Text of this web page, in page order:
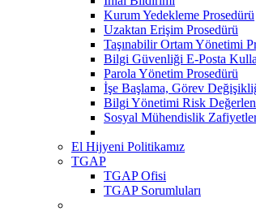
Kurum Yedekleme Prosedürü
Uzaktan Erişim Prosedürü
Taşınabilir Ortam Yönetimi
Bilgi Güvenliği E-Posta
Parola Yönetim Prosedürü
İşe Başlama, Görev
Bilgi Yönetimi Risk
Sosyal Mühendislik
El Hijyeni Politikamız
TGAP
TGAP Ofisi
TGAP Sorumluları